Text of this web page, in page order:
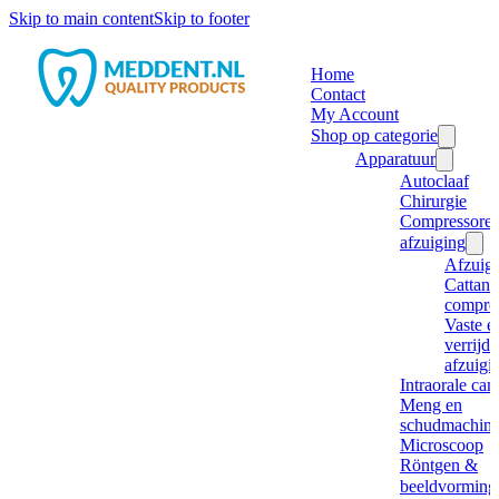
Skip to main contentSkip to footer
Home
Contact
My Account
Shop op categorie
Apparatuur
Autoclaaf
Chirurgie
afzuiging
Cattani
Vaste
Intraorale
Meng en
Microscoop
Röntgen &
beeldvorming